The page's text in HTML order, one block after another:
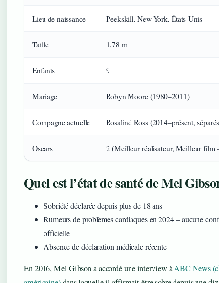
Lieu de naissance Peekskill, New York, États-Unis
Taille 1,78 m
Enfants 9
Mariage Robyn Moore (1980–2011)
Compagne actuelle Rosalind Ross (2014–présent,
Oscars 2 (Meilleur réalisateur, Meilleur film
Quel est l’état de santé de Mel
Sobriété déclarée depuis plus de 18 ans
Rumeurs de problèmes cardiaques en 2024 – aucune
officielle
Absence de déclaration médicale récente
En 2016, Mel Gibson a accordé une interview àABC News